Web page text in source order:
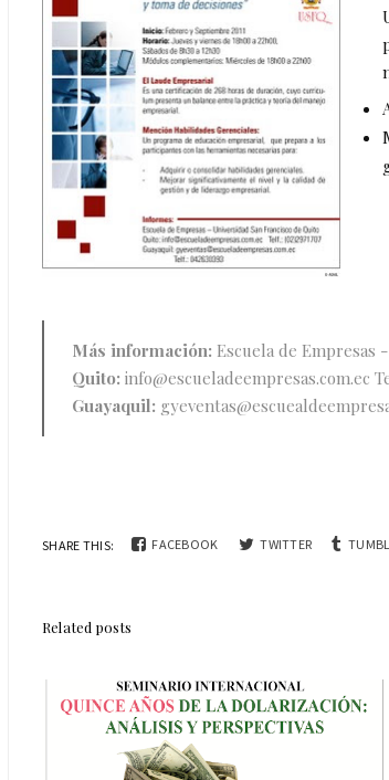
Más información: Escuela de Empresas
Quito: info@escueladeempresas.com.ec
Guayaquil:
SHARE THIS: FACEBOOK TWITTER
Related posts